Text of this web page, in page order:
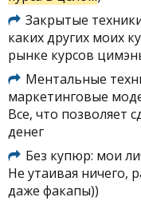
Закрытые
каких других моих
рынке курсов
Ментальные
маркетинговые
Все, что позволяет
денег
Без купюр: мои
Не утаивая ничего,
даже факапы))